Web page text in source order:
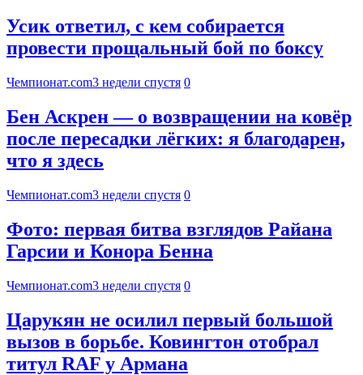
Усик ответил, с кем собирается
провести прощальный бой по боксу
Чемпионат.com3 недели спустя 0
Бен Аскрен — о возвращении на ковёр
после пересадки лёгких: я благодарен,
что я здесь
Чемпионат.com3 недели спустя 0
Фото: первая битва взглядов Райана
Гарсии и Конора Бенна
Чемпионат.com3 недели спустя 0
Царукян не осилил первый большой
вызов в борьбе. Ковингтон отобрал
титул RAF у Армана